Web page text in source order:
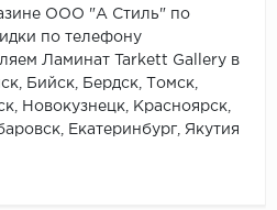
ООО "А Стиль" по
по телефону
Ламинат Tarkett Gallery в
Бийск, Бердск, Томск,
Новокузнецк, Красноярск,
Екатеринбург, Якутия